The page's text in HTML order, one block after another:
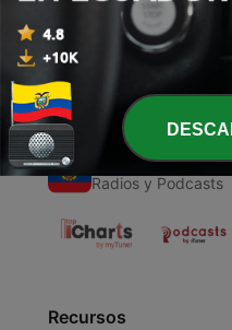
05 jun. 2021
Radios de
Radios y Podcasts
Recursos